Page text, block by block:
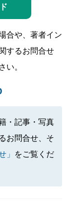
合や、著者イン
するお問合せ
い。
・記事・写真
お問合せ、そ
」
をご覧くだ